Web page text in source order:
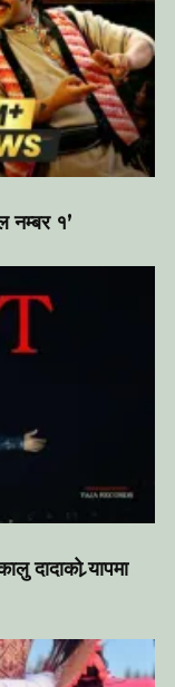
नम्बर १’
दादाको र्‍यापमा